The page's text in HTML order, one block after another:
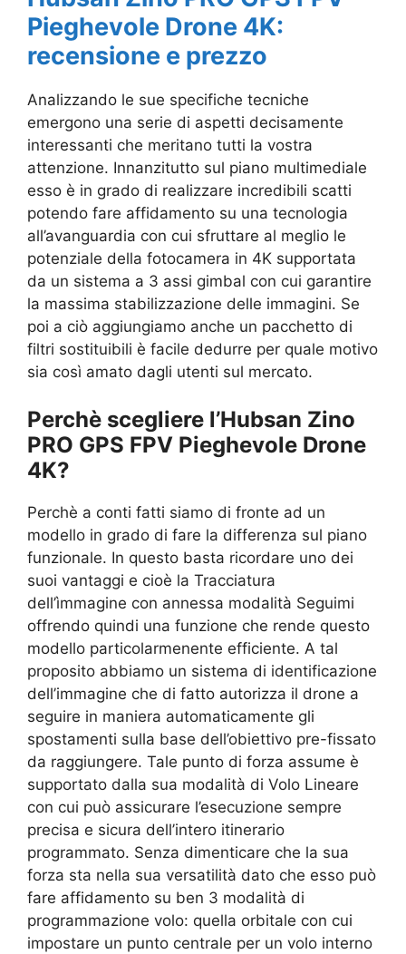
Pieghevole Drone 4K:
recensione e prezzo
Analizzando le sue specifiche tecniche
emergono una serie di aspetti decisamente
interessanti che meritano tutti la vostra
attenzione. Innanzitutto sul piano multimediale
esso è in grado di realizzare incredibili scatti
potendo fare affidamento su una tecnologia
all’avanguardia con cui sfruttare al meglio le
potenziale della fotocamera in 4K supportata
da un sistema a 3 assi gimbal con cui garantire
la massima stabilizzazione delle immagini. Se
poi a ciò aggiungiamo anche un pacchetto di
filtri sostituibili è facile dedurre per quale motivo
sia così amato dagli utenti sul mercato.
Perchè scegliere l’Hubsan Zino
PRO GPS FPV Pieghevole Drone
4K?
Perchè a conti fatti siamo di fronte ad un
modello in grado di fare la differenza sul piano
funzionale. In questo basta ricordare uno dei
suoi vantaggi e cioè la Tracciatura
dell’ìmmagine con annessa modalità Seguimi
offrendo quindi una funzione che rende questo
modello particolarmenente efficiente. A tal
proposito abbiamo un sistema di identificazione
dell’immagine che di fatto autorizza il drone a
seguire in maniera automaticamente gli
spostamenti sulla base dell’obiettivo pre-fissato
da raggiungere. Tale punto di forza assume è
supportato dalla sua modalità di Volo Lineare
con cui può assicurare l’esecuzione sempre
precisa e sicura dell’intero itinerario
programmato. Senza dimenticare che la sua
forza sta nella sua versatilità dato che esso può
fare affidamento su ben 3 modalità di
programmazione volo: quella orbitale con cui
impostare un punto centrale per un volo interno